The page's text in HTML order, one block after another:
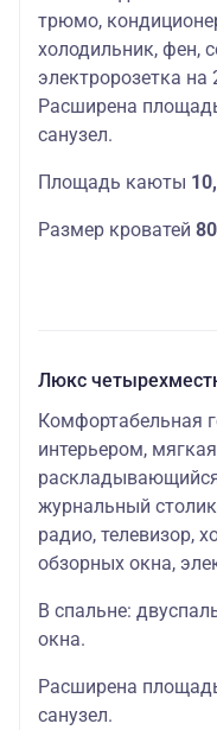
трюмо,
холодильник, фен,
электророзетка на
Расширена
санузел.
Площадь каюты
Размер кроватей
Люкс
Комфортабельная
интерьером,
журнальный
радио, телевизор,
обзорных окна,
В спальне:
окна.
Расширена
санузел.